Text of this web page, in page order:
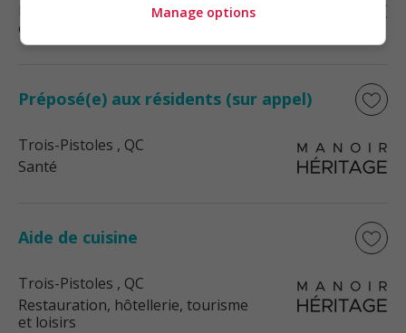
Restauration, hôtellerie, tourisme
et loisirs
Préposé(e) aux résidents (sur appel)
Trois-Pistoles , QC
Santé
Aide de cuisine
Trois-Pistoles , QC
Restauration, hôtellerie, tourisme
et loisirs
Manage options